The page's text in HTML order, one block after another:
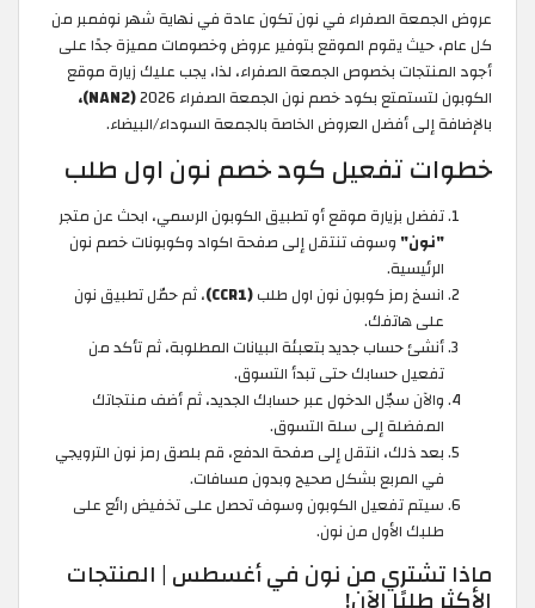
عروض الجمعة الصفراء في نون تكون عادة في نهاية شهر نوفمبر من
كل عام، حيث يقوم الموقع بتوفير عروض وخصومات مميزة جدًا على
أجود المنتجات بخصوص الجمعة الصفراء، لذا، يجب عليك زيارة موقع
الكوبون لتستمتع بكود خصم نون الجمعة الصفراء 2026
(NAN2)،
بالإضافة إلى أفضل العروض الخاصة بالجمعة السوداء/البيضاء.
خطوات تفعيل كود خصم نون اول طلب
تفضل بزيارة موقع أو تطبيق الكوبون الرسمي، ابحث عن متجر
"نون" وسوف تنتقل إلى صفحة اكواد وكوبونات خصم نون
الرئيسية.
انسخ رمز كوبون نون اول طلب(CCR1)
، ثم حمّل تطبيق نون
على هاتفك.
أنشئ حساب جديد بتعبئة البيانات المطلوبة، ثم تأكد من
تفعيل حسابك حتى تبدأ التسوق.
والآن سجّل الدخول عبر حسابك الجديد، ثم أضف منتجاتك
المفضلة إلى سلة التسوق.
بعد ذلك، انتقل إلى صفحة الدفع، قم بلصق رمز نون الترويجي
في المربع بشكل صحيح وبدون مسافات.
سيتم تفعيل الكوبون وسوف تحصل على تخفيض رائع على
طلبك الأول من نون.
ماذا تشتري من نون في أغسطس | المنتجات